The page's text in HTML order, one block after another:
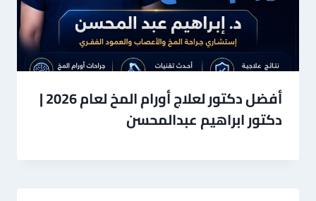
أفضل دكتور لعلاج أورام المخ لعام 2026 |
دكتور ابراهيم عبدالمحسن